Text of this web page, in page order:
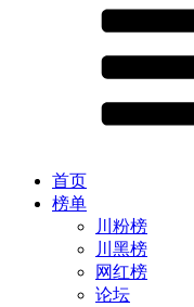
首页
榜单
川粉榜
川黑榜
网红榜
论坛